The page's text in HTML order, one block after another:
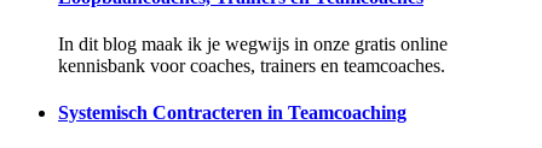
In dit blog maak ik je wegwijs in onze gratis online
kennisbank voor coaches, trainers en teamcoaches.
Systemisch Contracteren in Teamcoaching